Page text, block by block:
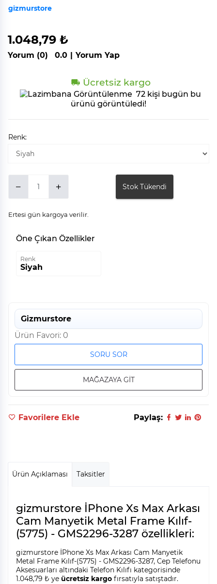
gizmurstore
1.048,79 ₺
Yorum (0) 0.0 | Yorum Yap
Ücretsiz kargo
72 kişi bugün bu
ürünü görüntüledi!
Renk:
Stok Tükendi
Ertesi gün kargoya verilir.
Öne Çıkan Özellikler
Renk
Siyah
Gizmurstore
Ürün Favori: 0
SORU SOR
MAĞAZAYA GİT
Favorilere Ekle Paylaş:
Ürün Açıklaması Taksitler
gizmurstore İPhone Xs Max Arkası
Cam Manyetik Metal Frame Kılıf-
(5775) - GMS2296-3287 özellikleri:
gizmurstore İPhone Xs Max Arkası Cam Manyetik
Metal Frame Kılıf-(5775) - GMS2296-3287, Cep Telefonu
Aksesuarları altındaki Telefon Kılıfı kategorisinde
1.048,79 ₺ ye ücretsiz kargo fırsatıyla satıştadır.